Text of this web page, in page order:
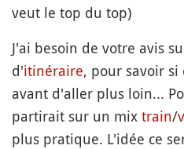
veut le top du top)
J'ai besoin de votre avis
d'itinéraire, pour savoir
avant d'aller plus loin...
partirait sur un mix train/
plus pratique. L'idée ce